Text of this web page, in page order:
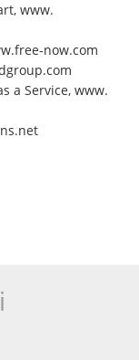
www.
now.com
a Service, www.